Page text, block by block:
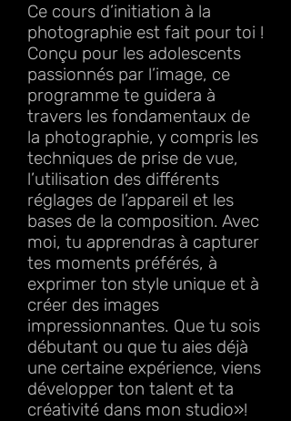
Ce cours d’initiation à la
photographie est fait pour toi !
Conçu pour les adolescents
passionnés par l’image, ce
programme te guidera à
travers les fondamentaux de
la photographie, y compris les
techniques de prise de vue,
l’utilisation des différents
réglages de l’appareil et les
bases de la composition. Avec
moi, tu apprendras à capturer
tes moments préférés, à
exprimer ton style unique et à
créer des images
impressionnantes. Que tu sois
débutant ou que tu aies déjà
une certaine expérience, viens
développer ton talent et ta
créativité dans mon studio»!